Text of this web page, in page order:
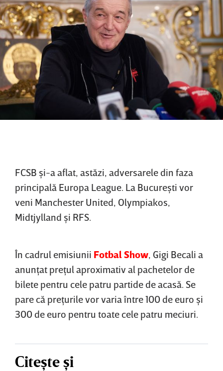
FCSB şi-a aflat, astăzi, adversarele din faza
principală Europa League. La Bucureşti vor
veni Manchester United, Olympiakos,
Midtjylland şi RFS.
În cadrul emisiunii Fotbal Show , Gigi Becali a
anunţat preţul aproximativ al pachetelor de
bilete pentru cele patru partide de acasă. Se
pare că preţurile vor varia între 100 de euro şi
300 de euro pentru toate cele patru meciuri.
Citește și